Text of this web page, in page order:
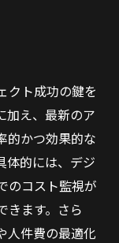
クト成功の鍵を
加え、最新のア
的かつ効果的な
体的には、デジ
のコスト監視が
きます。さら
人件費の最適化